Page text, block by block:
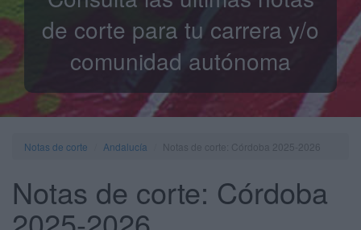
de corte para tu carrera y/o
comunidad autónoma
Notas de corte Andalucía
Notas de corte: Córdoba